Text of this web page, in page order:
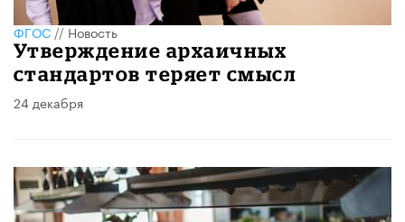
ФГОС//Новость
Утверждение архаичных
стандартов теряет смысл
24 декабря